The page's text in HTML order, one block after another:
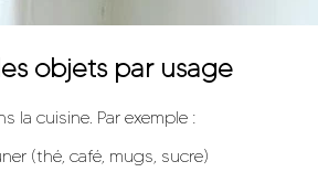
objets par usage
la cuisine. Par exemple :
(thé, café, mugs, sucre)